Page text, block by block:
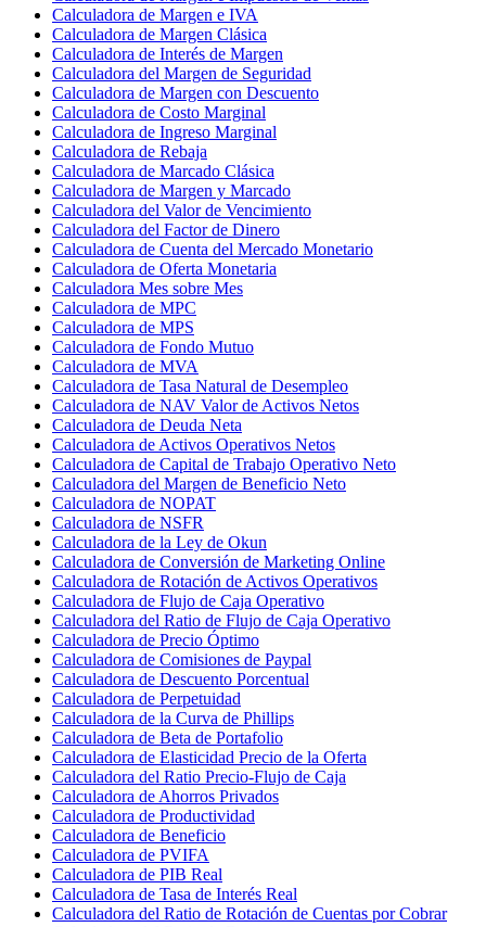
Calculadora de Margen e IVA
Calculadora de Margen Clásica
Calculadora de Interés de Margen
Calculadora del Margen de Seguridad
Calculadora de Margen con Descuento
Calculadora de Costo Marginal
Calculadora de Ingreso Marginal
Calculadora de Rebaja
Calculadora de Marcado Clásica
Calculadora de Margen y Marcado
Calculadora del Valor de Vencimiento
Calculadora del Factor de Dinero
Calculadora de Cuenta del Mercado Monetario
Calculadora de Oferta Monetaria
Calculadora Mes sobre Mes
Calculadora de MPC
Calculadora de MPS
Calculadora de Fondo Mutuo
Calculadora de MVA
Calculadora de Tasa Natural de Desempleo
Calculadora de NAV Valor de Activos Netos
Calculadora de Deuda Neta
Calculadora de Activos Operativos Netos
Calculadora de Capital de Trabajo Operativo Neto
Calculadora del Margen de Beneficio Neto
Calculadora de NOPAT
Calculadora de NSFR
Calculadora de la Ley de Okun
Calculadora de Conversión de Marketing Online
Calculadora de Rotación de Activos Operativos
Calculadora de Flujo de Caja Operativo
Calculadora del Ratio de Flujo de Caja Operativo
Calculadora de Precio Óptimo
Calculadora de Comisiones de Paypal
Calculadora de Descuento Porcentual
Calculadora de Perpetuidad
Calculadora de la Curva de Phillips
Calculadora de Beta de Portafolio
Calculadora de Elasticidad Precio de la Oferta
Calculadora del Ratio Precio-Flujo de Caja
Calculadora de Ahorros Privados
Calculadora de Productividad
Calculadora de Beneficio
Calculadora de PVIFA
Calculadora de PIB Real
Calculadora de Tasa de Interés Real
Calculadora del Ratio de Rotación de Cuentas por Cobrar